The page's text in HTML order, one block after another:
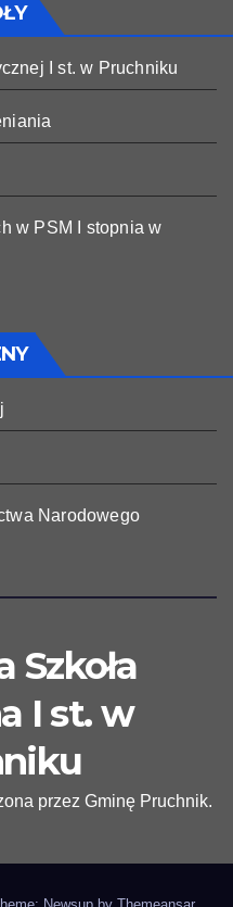
I st. w Pruchniku
w PSM I stopnia w
Narodowego
Szkoła
I st. w
przez Gminę Pruchnik.